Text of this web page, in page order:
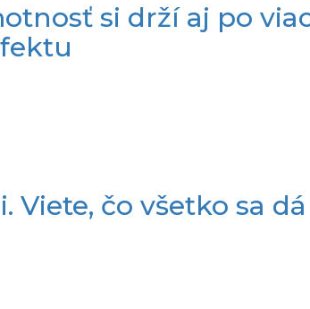
si drží aj po
čo všetko sa